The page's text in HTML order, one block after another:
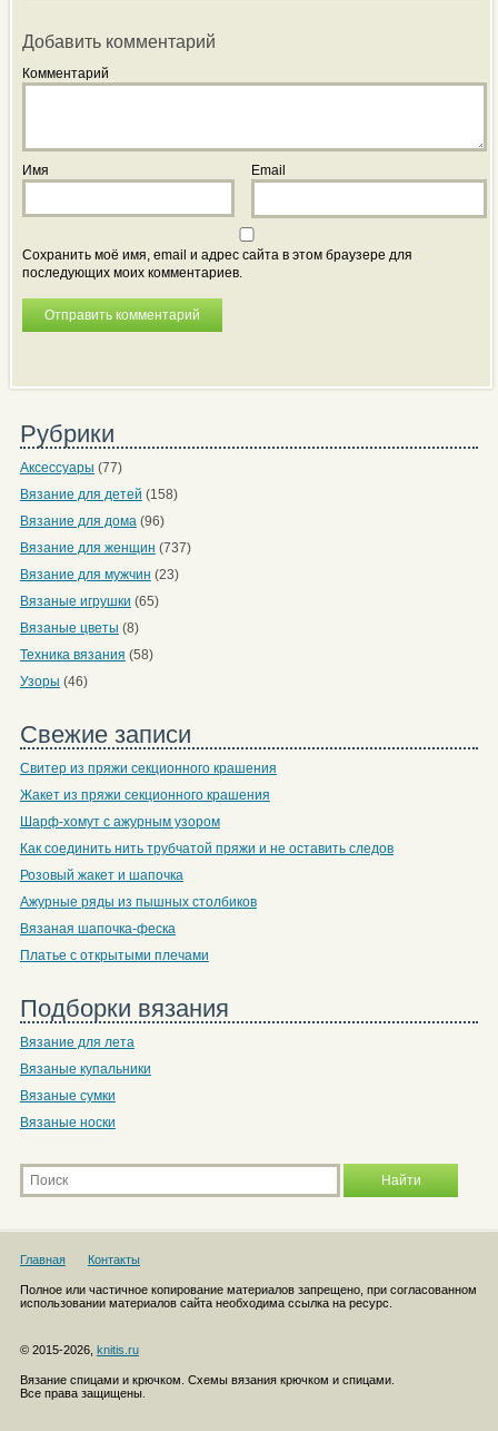
Добавить комментарий
Комментарий
Имя Email
Сохранить моё имя, email и адрес сайта в этом браузере для
последующих моих комментариев.
Рубрики
Аксессуары (77)
Вязание для детей (158)
Вязание для дома (96)
Вязание для женщин (737)
Вязание для мужчин (23)
Вязаные игрушки (65)
Вязаные цветы (8)
Техника вязания (58)
Узоры (46)
Свежие записи
Свитер из пряжи секционного крашения
Жакет из пряжи секционного крашения
Шарф-хомут с ажурным узором
Как соединить нить трубчатой пряжи и не оставить следов
Розовый жакет и шапочка
Ажурные ряды из пышных столбиков
Вязаная шапочка-феска
Платье с открытыми плечами
Подборки вязания
Вязание для лета
Вязаные купальники
Вязаные сумки
Вязаные носки
Главная Контакты
Полное или частичное копирование материалов запрещено, при согласованном
использовании материалов сайта необходима ссылка на ресурс.
© 2015-2026, knitis.ru
Вязание спицами и крючком. Схемы вязания крючком и спицами.
Все права защищены.